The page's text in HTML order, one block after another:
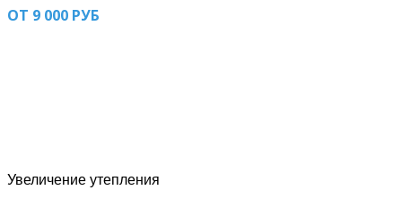
ОТ 9 000 РУБ
Увеличение утепления